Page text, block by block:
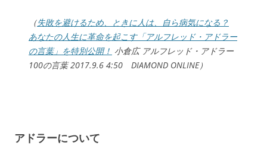
（失敗を避けるため、ときに人は、自ら病気になる？
あなたの人生に革命を起こす「アルフレッド・アドラー
の言葉」を特別公開！ 小倉広 アルフレッド・アドラー
100の言葉 2017.9.6 4:50 DIAMOND ONLINE）
アドラーについて